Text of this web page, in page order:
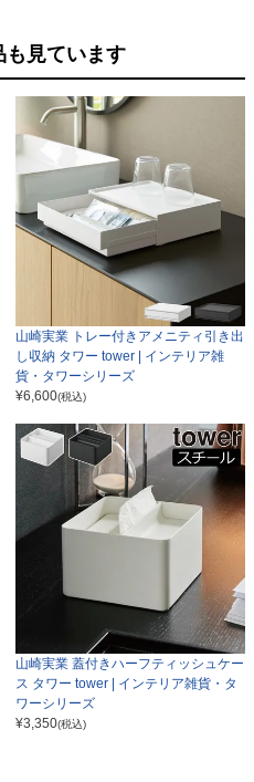
も見ています
山崎実業 トレー付きアメニティ引き出
し収納 タワー tower | インテリア雑
貨・タワーシリーズ
¥6,600(税込)
山崎実業 蓋付きハーフティッシュケー
ス タワー tower | インテリア雑貨・タ
ワーシリーズ
¥3,350(税込)